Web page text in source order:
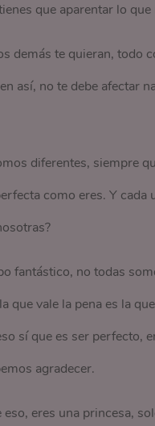
que aparentar lo que
demás te quieran, todo
así, no te debe afectar
diferentes, siempre
como eres. Y cada
fantástico, no todas
que vale la pena es la
sí que es ser perfecto,
agradecer.
eres una princesa,